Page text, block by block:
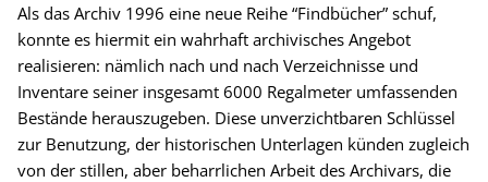
Als das Archiv 1996 eine neue Reihe “Findbücher” schuf,
konnte es hiermit ein wahrhaft archivisches Angebot
realisieren: nämlich nach und nach Verzeichnisse und
Inventare seiner insgesamt 6000 Regalmeter umfassenden
Bestände herauszugeben. Diese unverzichtbaren Schlüssel
zur Benutzung, der historischen Unterlagen künden zugleich
von der stillen, aber beharrlichen Arbeit des Archivars, die